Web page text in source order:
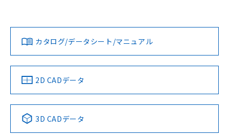
ダウンロードデータをご利用いただく前に、以下を必ずお読
みください。
ソフトウェアの使用条件
対応済み
中国 RoHS 注意事項・凡例
Pb Hg Cd Cr(VI)
カタログ/データシート/マニュアル
2D CADデータ
3D CADデータ